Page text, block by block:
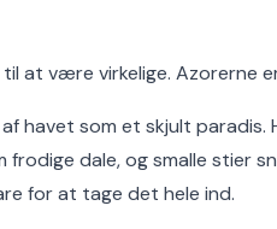
at være virkelige. Azorerne
havet som et skjult paradis.
dale, og smalle stier
for at tage det hele ind.